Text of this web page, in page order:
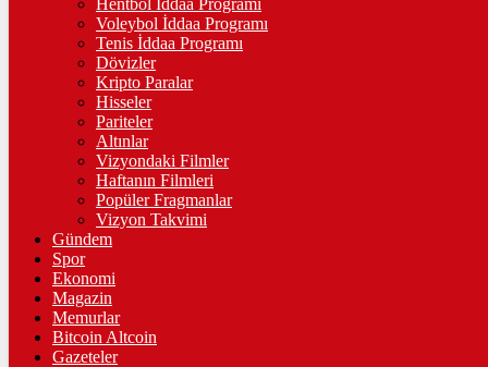
ÇEYREK ALTIN
%0,45
TAM ALTIN
42.269,00%0,46
ONS
Hentbol İddaa Programı
Voleybol İddaa Programı
Tenis İddaa Programı
Dövizler
Kripto Paralar
Hisseler
Pariteler
Altınlar
Vizyondaki Filmler
Haftanın Filmleri
Popüler Fragmanlar
Vizyon Takvimi
Gündem
Spor
Ekonomi
Magazin
Memurlar
Bitcoin Altcoin
Gazeteler